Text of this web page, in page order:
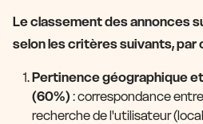
Le classement des annonces
selon les critères suivants, par
Pertinence géographique
(60%) : correspondance
recherche de l'utilisateur